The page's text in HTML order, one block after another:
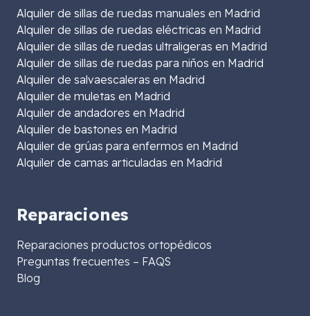
Alquiler de sillas de ruedas manuales en Madrid
Alquiler de sillas de ruedas eléctricas en Madrid
Alquiler de sillas de ruedas ultraligeras en Madrid
Alquiler de sillas de ruedas para niños en Madrid
Alquiler de salvaescaleras en Madrid
Alquiler de muletas en Madrid
Alquiler de andadores en Madrid
Alquiler de bastones en Madrid
Alquiler de grúas para enfermos en Madrid
Alquiler de camas articuladas en Madrid
Reparaciones
Reparaciones productos ortopédicos
Preguntas frecuentes – FAQS
Blog